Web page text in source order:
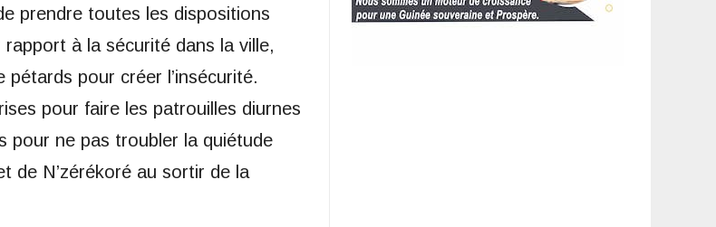
prendre toutes les dispositions
à la sécurité dans la ville,
pour créer l’insécurité.
pour faire les patrouilles diurnes
pour ne pas troubler la quiétude
de N’zérékoré au sortir de la